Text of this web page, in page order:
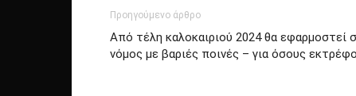
Προηγούμενο άρθρο
Από τέλη καλοκαιριού 2024 θα εφαρμοστεί
νόμος με βαριές ποινές – για όσους